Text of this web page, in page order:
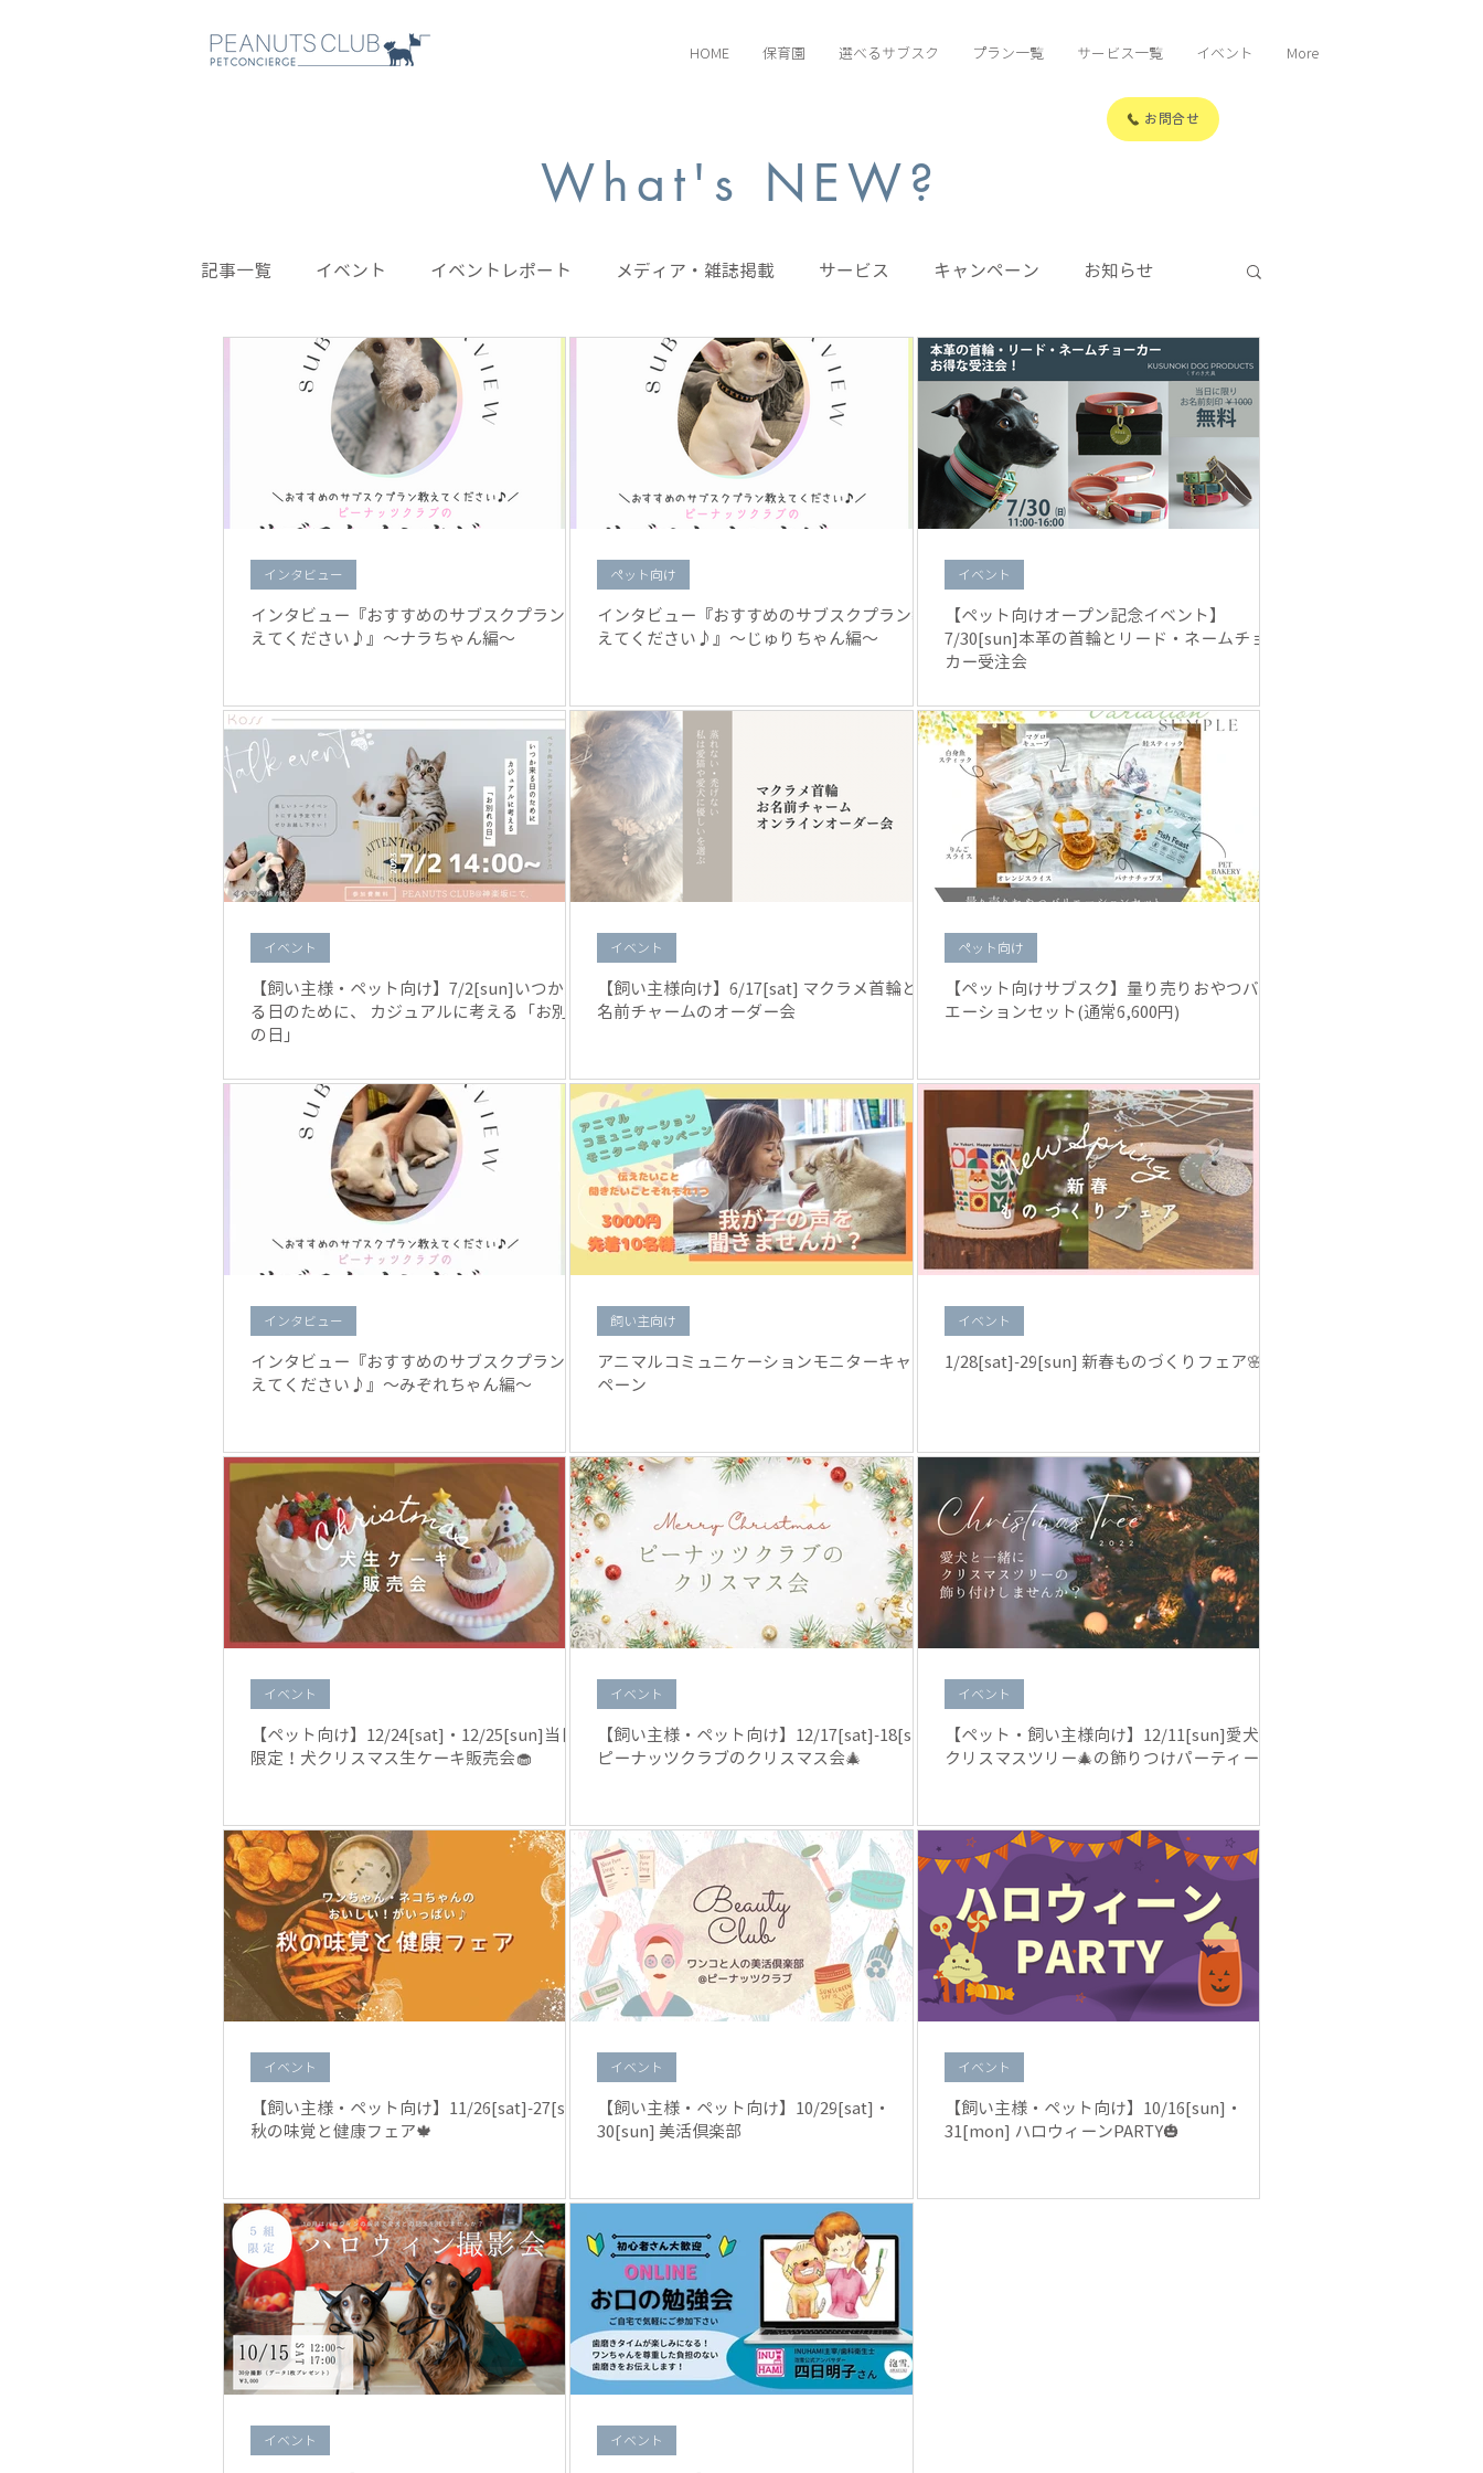
HOME 保育園 選べるサブスク プラン一覧 サービス一覧 イベント More
お問合せ
What's NEW?
記事一覧 イベント イベントレポート メディア・雑誌掲載 サービス キャンペーン お知らせ
インタビュー プロジェクト ペット向け 選べるサブスク コラム
インタビュー『おすすめのサブスクプラン教
えてください♪』〜ナラちゃん編〜
インタビュー
インタビュー『おすすめのサブスクプラン教
えてください♪』〜じゅりちゃん編〜
ペット向け
【ペット向けオープン記念イベント】
7/30[sun]本革の首輪とリード・ネームチョー
カー受注会
イベント
【飼い主様・ペット向け】7/2[sun]いつか来
る日のために、 カジュアルに考える「お別れ
の日」
イベント
【飼い主様向け】6/17[sat] マクラメ首輪とお
名前チャームのオーダー会
イベント
【ペット向けサブスク】量り売りおやつバリ
エーションセット(通常6,600円)
ペット向け
インタビュー『おすすめのサブスクプラン教
えてください♪』〜みぞれちゃん編〜
インタビュー
アニマルコミュニケーションモニターキャン
ペーン
飼い主向け
1/28[sat]-29[sun] 新春ものづくりフェア🌸
イベント
【ペット向け】12/24[sat]・12/25[sun]当日
限定！犬クリスマス生ケーキ販売会🧁
イベント
【飼い主様・ペット向け】12/17[sat]-18[sun]
ピーナッツクラブのクリスマス会🎄
イベント
【ペット・飼い主様向け】12/11[sun]愛犬と
クリスマスツリー🎄の飾りつけパーティー
イベント
【飼い主様・ペット向け】11/26[sat]-27[sun]
秋の味覚と健康フェア🍁
イベント
【飼い主様・ペット向け】10/29[sat]・
30[sun] 美活倶楽部
イベント
【飼い主様・ペット向け】10/16[sun]・
31[mon] ハロウィーンPARTY🎃
イベント
イベント イベント